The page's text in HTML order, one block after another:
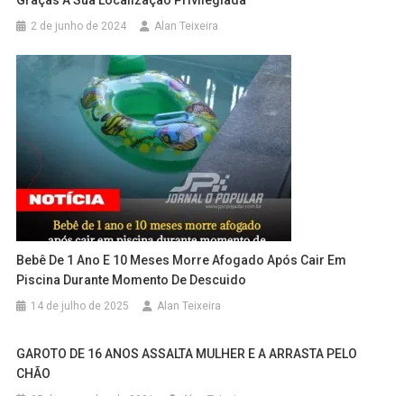
2 de junho de 2024 Alan Teixeira
Bebê De 1 Ano E 10 Meses Morre Afogado Após Cair Em
Piscina Durante Momento De Descuido
14 de julho de 2025 Alan Teixeira
GAROTO DE 16 ANOS ASSALTA MULHER E A ARRASTA PELO
CHÃO